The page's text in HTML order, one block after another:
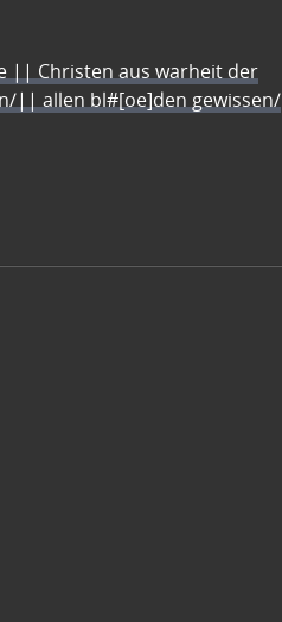
|| Christen aus warheit der
|| allen bl#[oe]den gewissen/